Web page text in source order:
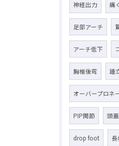
神経出力 痛
足部アーチ
アーチ低下
胸椎後弯 踵
オーバープロネ
PIP関節 頭
drop foot